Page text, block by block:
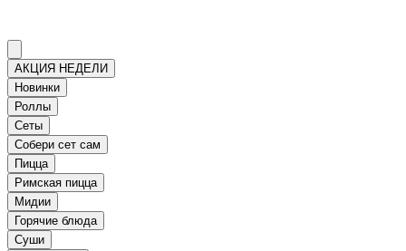
АКЦИЯ НЕДЕЛИ
Новинки
Роллы
Сеты
Собери сет сам
Пицца
Римская пицца
Мидии
Горячие блюда
Суши